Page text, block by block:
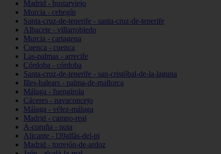
Madrid - bustarviejo
Murcia - cehegín
Santa-cruz-de-tenerife - santa-cruz-de-tenerife
Albacete - villarrobledo
Murcia - cartagena
Cuenca - cuenca
Las-palmas - arrecife
Córdoba - córdoba
Santa-cruz-de-tenerife - san-cristóbal-de-la-laguna
Illes-balears - palma-de-mallorca
Málaga - fuengirola
Cáceres - navaconcejo
Málaga - vélez-málaga
Madrid - campo-real
A-coruña - noia
Alicante - l39alfàs-del-pi
Madrid - torrejón-de-ardoz